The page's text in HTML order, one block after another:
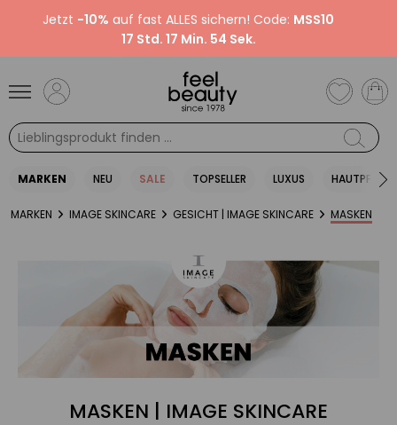
Jetzt -10% auf fast ALLES sichern! Code: MSS10
17 Std. 17 Min. 54 Sek.
MARKEN NEU SALE TOPSELLER LUXUS HAUTPFLEGE
MARKEN IMAGE SKINCARE GESICHT | IMAGE SKINCARE MASKEN
MASKEN | IMAGE SKINCARE